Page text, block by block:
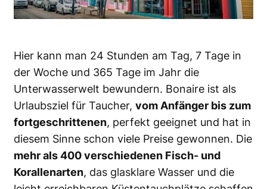
Hier kann man 24 Stunden am Tag, 7 Tage in
der Woche und 365 Tage im Jahr die
Unterwasserwelt bewundern. Bonaire ist als
Urlaubsziel für Taucher, vom Anfänger bis zum
fortgeschrittenen, perfekt geeignet und hat in
diesem Sinne schon viele Preise gewonnen. Die
mehr als 400 verschiedenen Fisch- und
Korallenarten, das glasklare Wasser und die